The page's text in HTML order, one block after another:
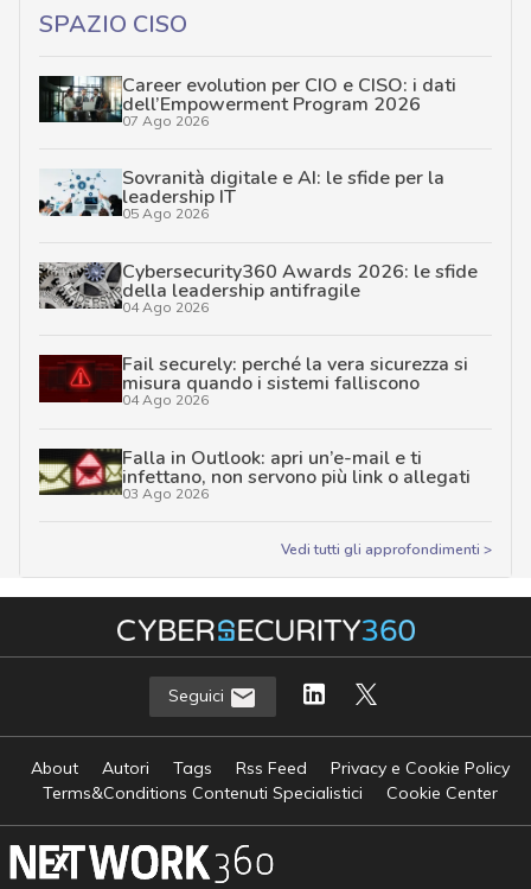
SPAZIO CISO
Career evolution per CIO e CISO: i dati
dell’Empowerment Program 2026
07 Ago 2026
Sovranità digitale e AI: le sfide per la
leadership IT
05 Ago 2026
Cybersecurity360 Awards 2026: le sfide
della leadership antifragile
04 Ago 2026
Fail securely: perché la vera sicurezza si
misura quando i sistemi falliscono
04 Ago 2026
Falla in Outlook: apri un’e-mail e ti
infettano, non servono più link o allegati
03 Ago 2026
Vedi tutti gli approfondimenti >
Seguici
About Autori Tags Rss Feed
Privacy e Cookie Policy
Terms&Conditions Contenuti Specialistici
Cookie Center